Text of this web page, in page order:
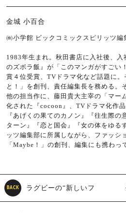
金城 小百合
㈱小学館 ビックコミックスピリッツ編
1983年生まれ。秋田書店に入社後、
のズボラ飯』が「このマンガがすごい
賞４位受賞、TVドラマ化など話題に。
と！」を創刊、責任編集長を務める。
他の担当作に、藤田貴大主宰の「マー
化された『cocoon』、TVドラマ化作
『あげくの果てのカノン』『往生際の
ターン』『恋と国会』『女の体をゆる
ッツ編集部に所属しながら、ファッシ
「Maybe！」の創刊、編集にも携わっ
BACK ラグビーの“新しいフ